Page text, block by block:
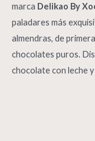
marca Delikao By
paladares más
almendras, de
chocolates puros.
chocolate con leche